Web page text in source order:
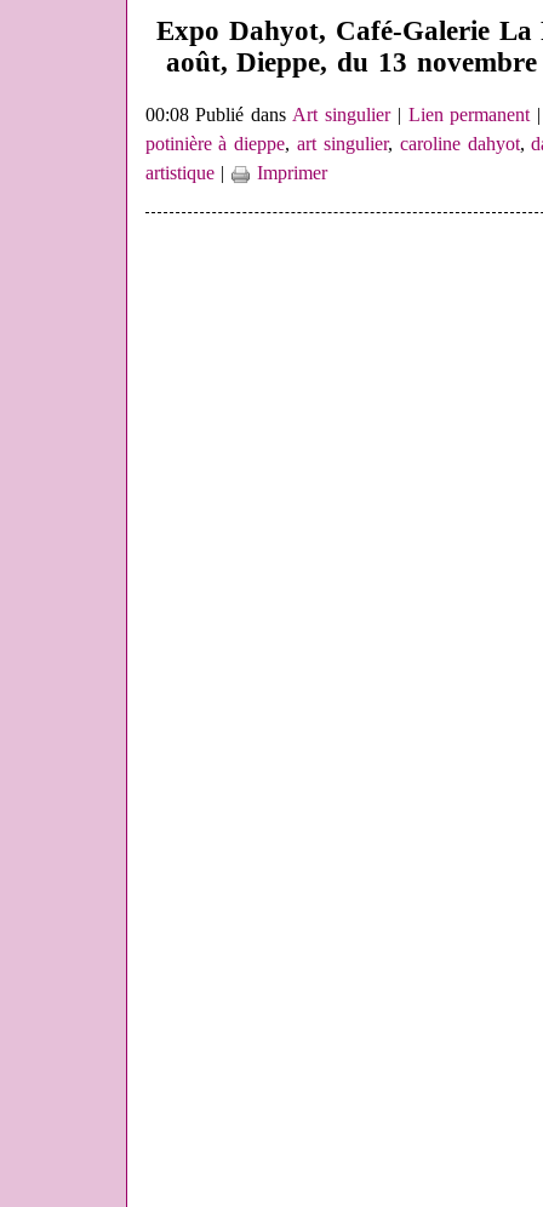
Expo Dahyot, Café-Galerie
août, Dieppe, du 13
00:08 Publié dansArt singulier| Lien permanent
potinière à dieppe,art singulier, caroline dahyot,
artistique| Imprimer